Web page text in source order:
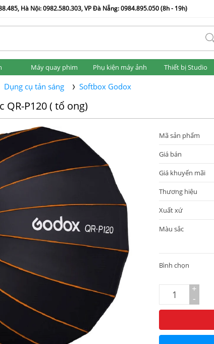
Hà Nội: 0982.580.303, VP Đà Nẵng: 0984.895.050 (8h - 19h)
tlk
Máy quay phim Phụ kiện máy ảnh Thiết bị Studio
Dụng cụ tản sáng Softbox Godox
QR-P120 ( tổ ong)
Mã sản phẩm
Giá bán
Giá khuyến mãi
Thương hiệu
Xuất xứ
Màu sắc
Bình chọn
+
-